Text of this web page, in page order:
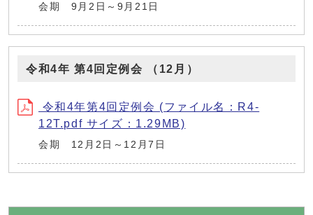
会期 9月2日～9月21日
令和4年 第4回定例会 （12月）
令和4年第4回定例会 (ファイル名：R4-
12T.pdf サイズ：1.29MB)
会期 12月2日～12月7日